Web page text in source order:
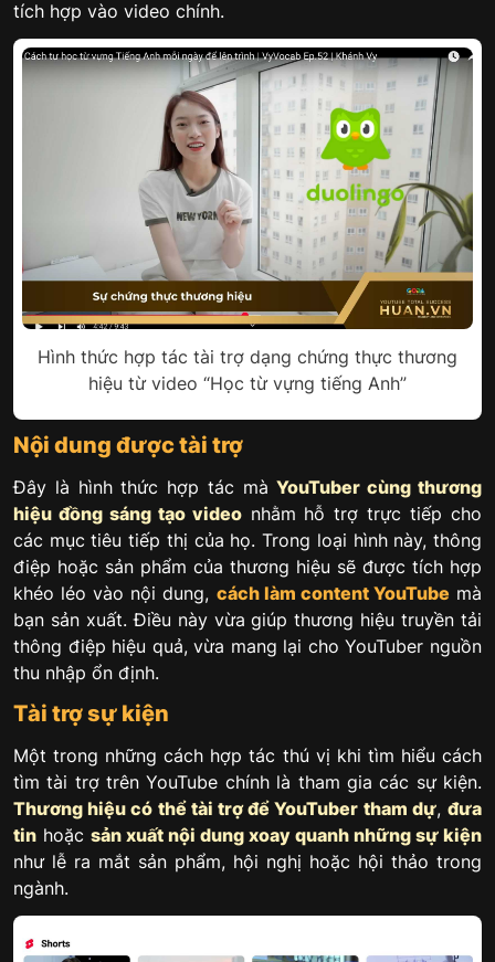
tích hợp vào video chính.
Hình thức hợp tác tài trợ dạng chứng thực thương
hiệu từ video “Học từ vựng tiếng Anh”
Nội dung được tài trợ
Đây là hình thức hợp tác màYouTuber cùng thương
hiệu đồng sáng tạo video nhằm hỗ trợ trực tiếp cho
các mục tiêu tiếp thị của họ. Trong loại hình này, thông
điệp hoặc sản phẩm của thương hiệu sẽ được tích hợp
khéo léo vào nội dung, cách làm content YouTube mà
bạn sản xuất. Điều này vừa giúp thương hiệu truyền tải
thông điệp hiệu quả, vừa mang lại cho YouTuber nguồn
thu nhập ổn định.
Tài trợ sự kiện
Một trong những cách hợp tác thú vị khi tìm hiểu cách
tìm tài trợ trên YouTube chính là tham gia các sự kiện.
Thương hiệu có thể tài trợ để YouTuber tham dự,đưa
tin hoặc sản xuất nội dung xoay quanh những sự kiện
như lễ ra mắt sản phẩm, hội nghị hoặc hội thảo trong
ngành.